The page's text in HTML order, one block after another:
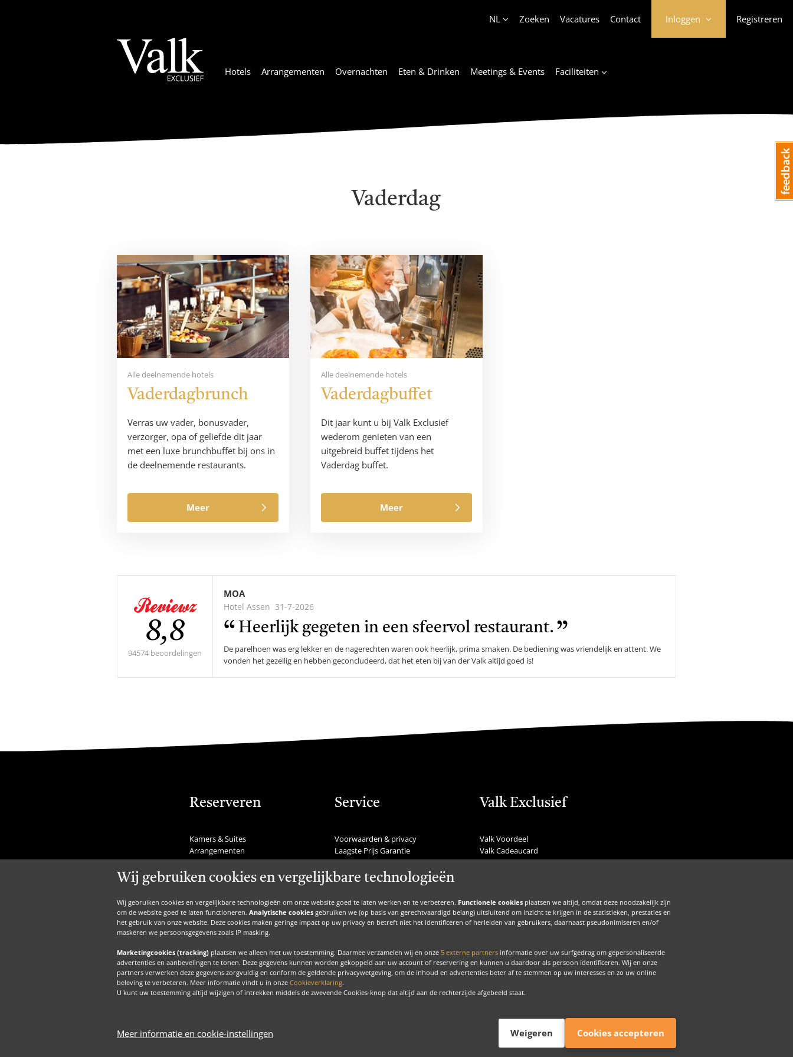
Wij gebruiken cookies en vergelijkbare technologieën
Wij gebruiken cookies en vergelijkbare technologieën om onze website goed te laten werken en te verbeteren. Functionele cookies plaatsen we altijd, omdat deze noodzakelijk zijn
om de website goed te laten functioneren. Analytische cookies gebruiken we (op basis van gerechtvaardigd belang) uitsluitend om inzicht te krijgen in de statistieken, prestaties en
het gebruik van onze website. Deze cookies maken geringe impact op uw privacy en betreft niet het identificeren of herleiden van gebruikers, daarnaast pseudonimiseren en/of
maskeren we persoonsgegevens zoals IP masking.
Marketingcookies (tracking) plaatsen we alleen met uw toestemming. Daarmee verzamelen wij en onze 5 externe partners informatie over uw surfgedrag om gepersonaliseerde
advertenties en aanbevelingen te tonen. Deze gegevens kunnen worden gekoppeld aan uw account of reservering en kunnen u daardoor als persoon identificeren. Wij en onze
partners verwerken deze gegevens zorgvuldig en conform de geldende privacywetgeving, om de inhoud en advertenties beter af te stemmen op uw interesses en zo uw online
beleving te verbeteren. Meer informatie vindt u in onze Cookieverklaring.
U kunt uw toestemming altijd wijzigen of intrekken middels de zwevende Cookies-knop dat altijd aan de rechterzijde afgebeeld staat.
Meer informatie en cookie-instellingen Weigeren Cookies accepteren
NL
Zoeken Vacatures Contact Inloggen Registreren
Hotels Arrangementen Overnachten Eten & Drinken Meetings & Events Faciliteiten
Vaderdag
Alle deelnemende hotels
Vaderdagbrunch
Verras uw vader, bonusvader,
verzorger, opa of geliefde dit jaar
met een luxe brunchbuffet bij ons in
de deelnemende restaurants.
Meer
Alle deelnemende hotels
Vaderdagbuffet
Dit jaar kunt u bij Valk Exclusief
wederom genieten van een
uitgebreid buffet tijdens het
Vaderdag buffet.
Meer
Gemiddelde
score:
8,8
94574 beoordelingen
MOA
Hotel Assen 31-7-2026
Heerlijk gegeten in een sfeervol restaurant.
De parelhoen was erg lekker en de nagerechten waren ook heerlijk, prima smaken. De bediening was vriendelijk en attent. We
vonden het gezellig en hebben geconcludeerd, dat het eten bij van der Valk altijd goed is!
Reserveren
Kamers & Suites
Arrangementen
Feestdagen
Tafel reserveren
Nachtje weg
Weekendje weg
Restaurant voordeel
Activiteiten kalender
Service
Voorwaarden & privacy
Laagste Prijs Garantie
Veelgestelde vragen
Nieuws
Nieuwsbrief
Zakelijke inspiratie
Inspiratie
Valk Exclusief
Valk Voordeel
Valk Cadeaucard
Valk Suites
Valk Voor Thuis
Valk Exclusief Zakelijk
MVO
FacebookInstagramLinkedIn Copyright
Exclusief, voor ons allemaal